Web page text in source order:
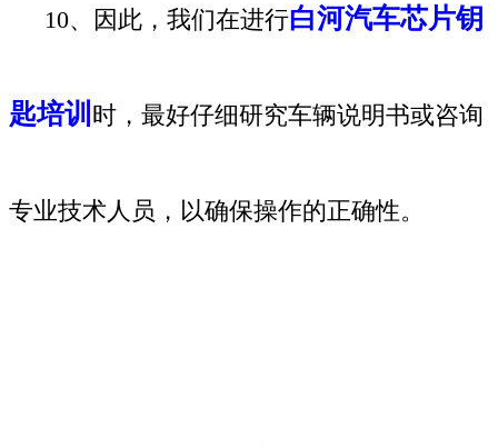
10、因此，我们在进行白河汽车芯片钥
匙培训 时，最好仔细研究车辆说明书或咨询
专业技术人员，以确保操作的正确性。